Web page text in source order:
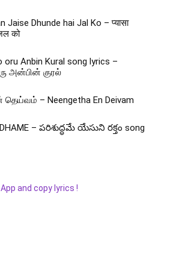
Jaise Dhunde hai Jal Ko – प्यासा
को
oru Anbin Kural song lyrics –
அன்பின் குரல்
– Neengetha En Deivam
– పరిశుద్ధమే యేసుని రక్తం song
and copy lyrics !